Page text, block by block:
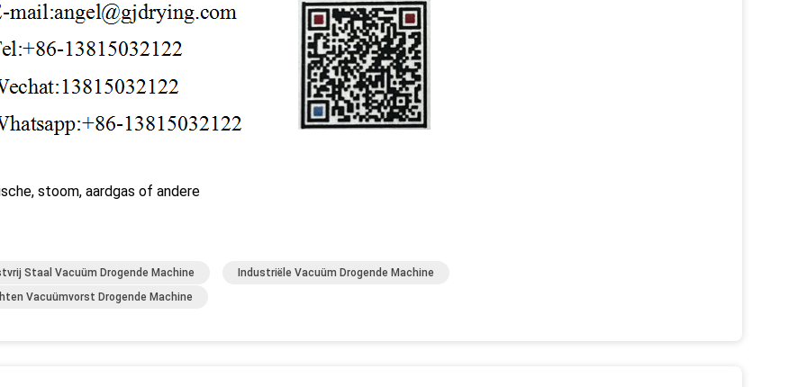
stoom, aardgas of andere
Staal Vacuüm Drogende Machine
Industriële Vacuüm Drogende Machine
Vacuümvorst Drogende Machine